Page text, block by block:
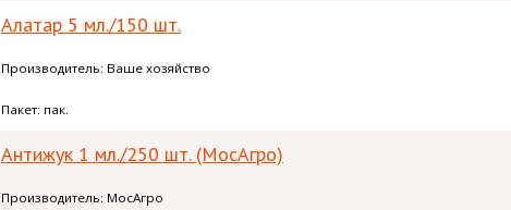
Алатар 5 мл./150 шт.
Производитель: Ваше хозяйство
Пакет: пак.
Антижук 1 мл./250 шт. (МосАгро)
Производитель: МосАгро